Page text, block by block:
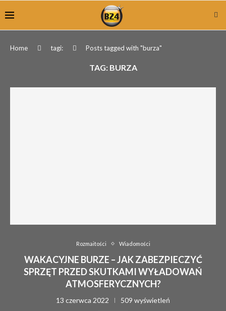
Home tagi: Posts tagged with "burza"
TAG: BURZA
Rozmaitości Wiadomości
WAKACYJNE BURZE – JAK ZABEZPIECZYĆ
SPRZĘT PRZED SKUTKAMI WYŁADOWAŃ
ATMOSFERYCZNYCH?
13 czerwca 2022 509 wyświetleń